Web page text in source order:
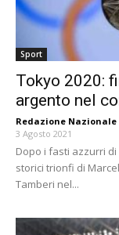
Sport
Tokyo 2020:
argento nel
Redazione Nazionale
3 Agosto 2021
Dopo i fasti azzurri
storici trionfi di
Tamberi nel...